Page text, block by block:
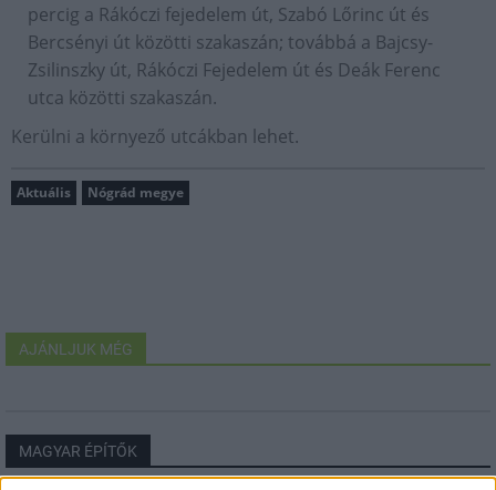
percig a Rákóczi fejedelem út, Szabó Lőrinc út és
Bercsényi út közötti szakaszán; továbbá a Bajcsy-
Zsilinszky út, Rákóczi Fejedelem út és Deák Ferenc
utca közötti szakaszán.
Kerülni a környező utcákban lehet.
Aktuális Nógrád megye
AJÁNLJUK MÉG
MAGYAR ÉPÍTŐK